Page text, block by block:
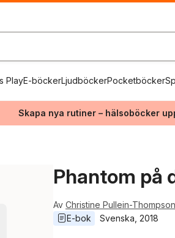
PlayE-böckerLjudböckerPocketböcker
Skapa nya rutiner – hälsoböcker
Phantom på
Av Christine Pullein-Thompson
E-bok
Svenska 2018